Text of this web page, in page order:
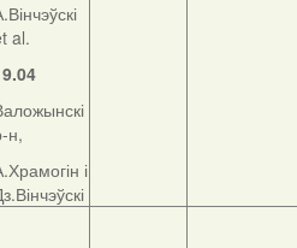
al.
н,
і